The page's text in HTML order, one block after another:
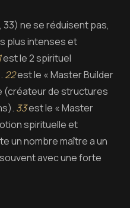
33) ne se réduisent pas,
plus intenses et
est le 2 spirituel
22est le « Master Builder
(créateur de structures
33est le « Master
spirituelle et
un nombre maître a un
avec une forte